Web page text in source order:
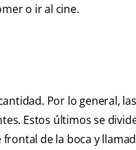
o ir al cine.
Por lo general, las
Estos últimos se
de la boca y